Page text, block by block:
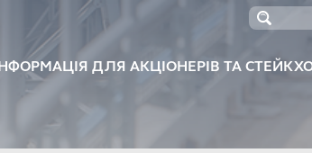
ЗАЛІЗОБЕТОН KRUBETON
ДЛЯ АКЦІОНЕРІВ ТА